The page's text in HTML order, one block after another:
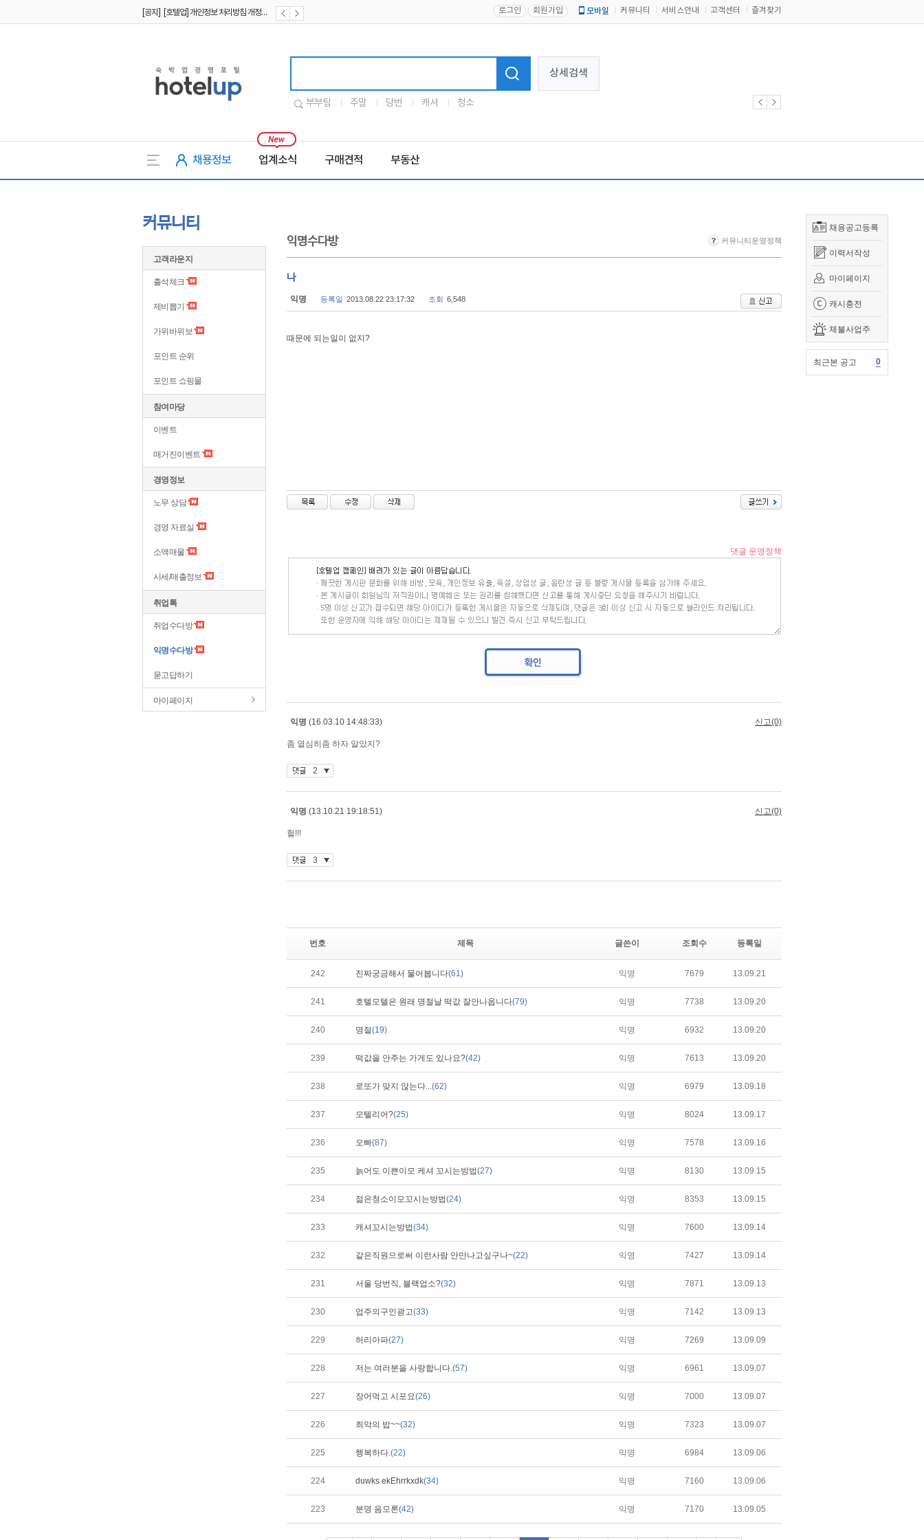
[공지] [호텔업] 개인정보 처리방침 개정본2 (19.09.02) 로그인 회원가입 모바일 커뮤니티 서비스안내 고객센터 즐겨찾기
상세검색
부부팀 주말 당번 캐셔 청소
채용정보 업계소식 구매견적 부동산
채용공고등록
이력서작성
마이페이지
캐시충전
체불사업주
최근본 공고 0
커뮤니티
고객라운지
출석체크
제비뽑기
가위바위보
포인트 순위
포인트 쇼핑몰
참여마당
이벤트
매거진이벤트
경영정보
노무 상담
경영 자료실
소액매물
시세/매출정보
취업톡
취업수다방
익명수다방
묻고답하기
마이페이지
익명수다방 커뮤니티운영정책
나
익명 등록일 2013.08.22 23:17:32 조회 6,548
때문에 되는일이 없지?
번호 제목 글쓴이 조회수 등록일
242 진짜궁금해서 물어봅니다(61) 익명 7679 13.09.21
241 호텔모텔은 원래 명절날 떡값 잘안나옵니다(79) 익명 7738 13.09.20
240 명절(19) 익명 6932 13.09.20
239 떡값을 안주는 가게도 있나요?(42) 익명 7613 13.09.20
238 로또가 맞지 않는다...(62) 익명 6979 13.09.18
237 모텔리어?(25) 익명 8024 13.09.17
236 오빠(87) 익명 7578 13.09.16
235 늙어도 이쁜이모 케셔 꼬시는방법(27) 익명 8130 13.09.15
234 젊은청소이모꼬시는방법(24) 익명 8353 13.09.15
233 캐셔꼬시는방법(34) 익명 7600 13.09.14
232 같은직원으로써 이런사람 안만나고싶구나~(22) 익명 7427 13.09.14
231 서울 당번직, 블랙업소?(32) 익명 7871 13.09.13
230 업주의구인광고(33) 익명 7142 13.09.13
229 허리아파(27) 익명 7269 13.09.09
228 저는 여러분을 사랑합니다.(57) 익명 6961 13.09.07
227 장어먹고 시포요(26) 익명 7000 13.09.07
226 최악의 밥~~(32) 익명 7323 13.09.07
225 행복하다.(22) 익명 6984 13.09.06
224 duwks ekEhrrkxdk(34) 익명 7160 13.09.06
223 분명 음모론(42) 익명 7170 13.09.05